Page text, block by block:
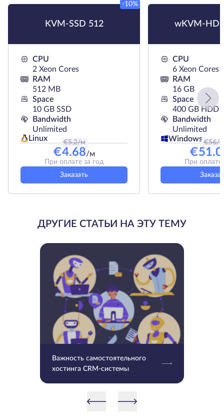
KVM-SSD 512
-10%
CPU
2 Xeon Cores
RAM
512 MB
Space
10 GB SSD
Bandwidth
Unlimited
Linux
€5.2/м
€4.68/м
При оплате за год
Заказать
wKVM-
CPU
6 Xeon Cores
RAM
16 GB
Space
400 GB HDD
Bandwidth
Unlimited
Windows €56/м
€
При оплате
ДРУГИЕ СТАТЬИ НА ЭТУ ТЕМУ
Важность самостоятельного
хостинга CRM-системы